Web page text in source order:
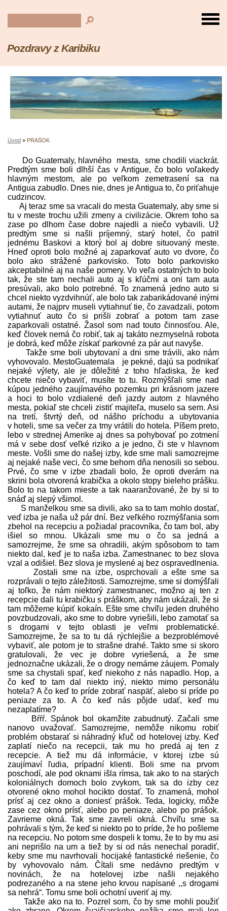
Pozdravy z Karibiku
Úvod » PRÁŠOK
Do Guatemaly, hlavného mesta, sme chodili viackrát.
Predtým sme boli dlhší čas v Antigue, čo bolo voľakedy
hlavným mestom, ale po veľkom zemetrasení sa na
Antigua zabudlo. Dnes nie, dnes je Antigua to, čo priťahuje
cudzincov.
Aj teraz sme sa vracali do mesta Guatemaly, aby sme si
tu v meste trochu užili zmeny a civilizácie. Okrem toho sa
zase po dlhom čase dobre najedli a niečo vybavili. Už
predtým sme si našli príjemný, starý hotel, čo patril
jednému Baskovi a ktorý bol aj dobre situovaný meste.
Hneď oproti bolo možné aj zaparkovať auto vo dvore, čo
bolo ako strážené parkovisko. Toto bolo parkovisko
akceptabilné aj na naše pomery. Vo veľa ostatných to bolo
tak, že ste tam nechali auto aj s kľúčmi a oni tam auta
presúvali, ako bolo potrebné. To znamená jedno auto si
chcel niekto vyzdvihnúť, ale bolo tak zabarikádované inými
autami, že najprv museli vytiahnuť tie, čo zavadzali, potom
vytiahnuť auto čo si prišli zobrať a potom tam zase
zaparkovali ostatné. Žasol som nad touto činnosťou. Ale,
keď človek nemá čo robiť, tak aj takáto nezmyselná robota
je dobrá, keď môže získať parkovné za pár aut navyše.
Takže sme boli ubytovaní a dni sme trávili, ako nám
vyhovovalo. MestoGuatemala je pekné, dajú sa podnikať
nejaké výlety, ale je dôležité z toho hľadiska, že keď
chcete niečo vybaviť, musíte to tu. Rozmýšľali sme nad
kúpou jedného zaujímavého pozemku pri krásnom jazere
a hoci to bolo vzdialené deň jazdy autom z hlavného
mesta, pokiaľ ste chceli zistiť majiteľa, muselo sa sem. Asi
na tretí, štvrtý deň, od nášho príchodu a ubytovania
v hoteli, sme sa večer za tmy vrátili do hotela. Píšem preto,
lebo v strednej Amerike aj dnes sa pohybovať po zotmení
má v sebe dosť veľké riziko a je jedno, či ste v hlavnom
meste. Vošli sme do našej izby, kde sme mali samozrejme
aj nejaké naše veci, čo sme behom dňa nenosili so sebou.
Prvé, čo sme v izbe zbadali bolo, že oproti dverám na
skrini bola otvorená krabička a okolo stopy bieleho prášku.
Bolo to na takom mieste a tak naaranžované, že by si to
snáď aj slepý všimol.
S manželkou sme sa divili, ako sa to tam mohlo dostať,
veď izba je naša už pár dní. Bez veľkého rozmýšľania som
zbehol na recepciu a požiadal pracovníka, čo tam bol, aby
išiel so mnou. Ukázali sme mu o čo sa jedná a
samozrejme, že sme sa ohradili, akým spôsobom to tam
niekto dal, keď je to naša izba. Zamestnanec to bez slova
vzal a odišiel. Bez slova je myslené aj bez ospravedlnenia.
Zostali sme na izbe, osprchovali a ešte sme sa
rozprávali o tejto záležitosti. Samozrejme, sme si domýšľali
aj toľko, že nám niektorý zamestnanec, možno aj ten z
recepcie dali tu krabičku s práškom, aby nám ukázali, že si
tam môžeme kúpiť kokaín. Ešte sme chvíľu jeden druhého
povzbudzovali, ako sme to dobre vyriešili, lebo zamotať sa
s drogami v tejto oblasti je veľmi problematické.
Samozrejme, že sa to tu dá rýchlejšie a bezproblémové
vybaviť, ale potom je to strašne drahé. Takto sme si skoro
gratulovali, že vec je dobre vyriešená, a že sme
jednoznačne ukázali, že o drogy nemáme záujem. Pomaly
sme sa chystali spať, keď niekoho z nás napadlo. Hop, a
čo keď to tam dal niekto iný, niekto mimo personálu
hotela? A čo keď to príde zobrať naspäť, alebo si príde po
peniaze za to. A čo keď nás pôjde udať, keď mu
nezaplatíme?
Bŕŕŕ. Spánok bol okamžite zabudnutý. Začali sme
nanovo uvažovať. Samozrejme, nemôže nikomu robiť
problém obstarať si náhradný kľuč od hotelovej izby. Keď
zaplatí niečo na recepcii, tak mu ho predá aj ten z
recepcie. A tiež mu dá informácie, v ktorej izbe sú
zaujímaví ľudia, prípadní klienti. Boli sme na prvom
poschodí, ale pod oknami išla rímsa, tak ako to na starých
koloniálnych domoch bolo zvykom, tak sa do izby cez
otvorené okno mohol hocikto dostať. To znamená, mohol
prísť aj cez okno a doniesť prášok. Teda, logicky, môže
zase cez okno prísť, alebo po peniaze, alebo po prášok.
Zavrieme okná. Tak sme zavreli okná. Chvíľu sme sa
pohrávali s tým, že keď si niekto po to príde, že ho pošleme
na recepciu. No potom sme dospeli k tomu, že to by mu asi
ani neprišlo na um a tiež by si od nás nenechal poradiť,
keby sme mu navrhovali hocijaké fantastické riešenie, čo
by vyhovovalo nám. Čítali sme nedávno predtým v
novinách, že na hotelovej izbe našli nejakého
podrezaného a na stene jeho krvou napísané ,,s drogami
sa nehrá“. Tomu sme boli ochotní uveriť aj my.
Takže ako na to. Pozrel som, čo by sme mohli použiť